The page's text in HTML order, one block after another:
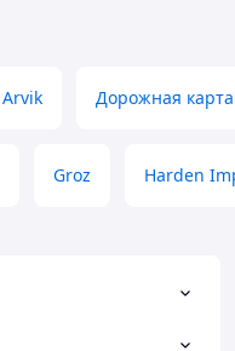
Arvik Дорожная карта
Groz Harden